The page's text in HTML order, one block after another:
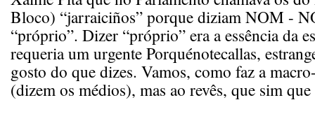
Bloco) “jarraiciños” porque diziam NOM -
“próprio”. Dizer “próprio” era a essência da
requeria um urgente Porquénotecallas,
gosto do que dizes. Vamos, como faz a
(dizem os médios), mas ao revês, que sim